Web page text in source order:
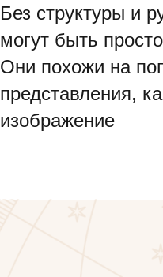
Без структуры и
могут быть
Они похожи на
представления,
изображение